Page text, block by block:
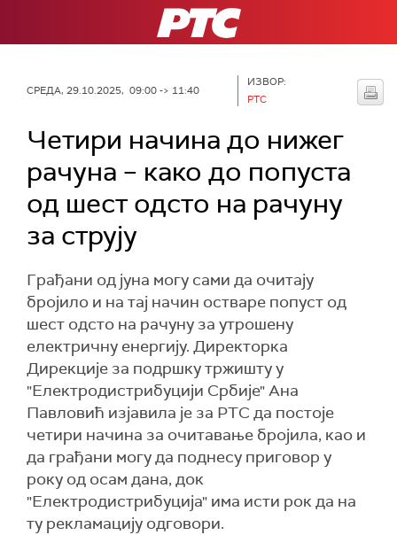
РТС
СРЕДА, 29.10.2025, 09:00 -> 11:40
ИЗВОР:
РТС
Четири начина до нижег
рачуна – како до попуста
од шест одсто на рачуну
за струју
Грађани од јуна могу сами да очитају
бројило и на тај начин остваре попуст од
шест одсто на рачуну за утрошену
електричну енергију. Директорка
Дирекције за подршку тржишту у
"Електродистрибуцији Србије" Ана
Павловић изјавила је за РТС да постоје
четири начина за очитавање бројила, као и
да грађани могу да поднесу приговор у
року од осам дана, док
"Електродистрибуција" има исти рок да на
ту рекламацију одговори.